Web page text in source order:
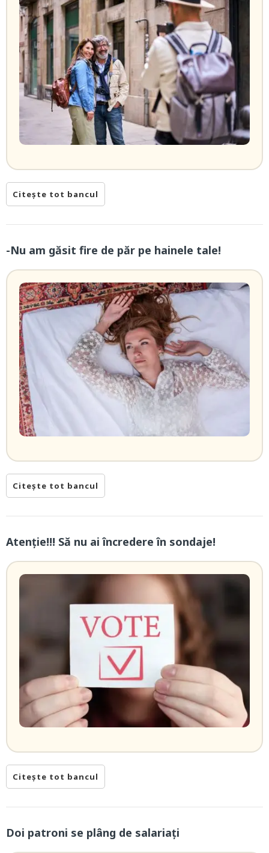
Citește tot bancul
-Nu am găsit fire de păr pe hainele tale!
Citește tot bancul
Atenție!!! Să nu ai încredere în sondaje!
Citește tot bancul
Doi patroni se plâng de salariați